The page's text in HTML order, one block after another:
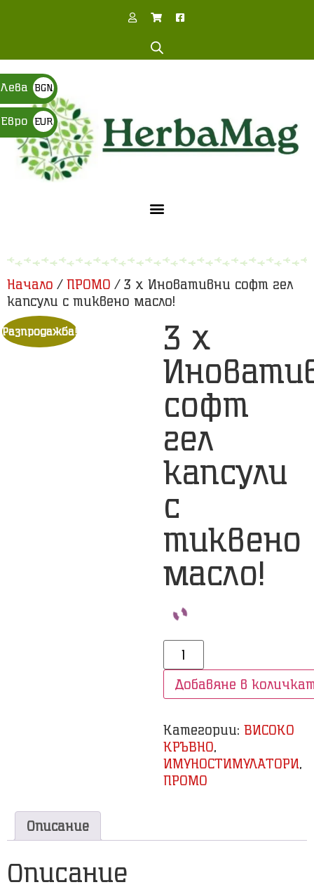
Начало / ПРОМО / 3 х Иновативни софт гел
капсули с тиквено масло!
Разпродажба!
3 х
софт
гел
капсули
с
тиквено
масло!
Добавяне в
Категории: ВИСОКО
КРЪВНО,
ИМУНОСТИМУЛАТОРИ,
ПРОМО
Описание
Описание
BGN
EUR